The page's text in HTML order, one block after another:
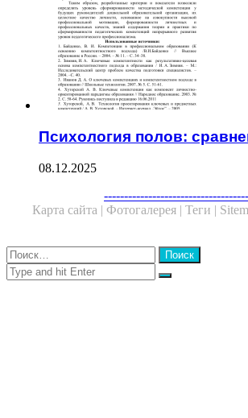
Психология полов:
08.12.2025
Карта сайта | Фотогалерея | Теги |
Close
Найти:
Close
Search